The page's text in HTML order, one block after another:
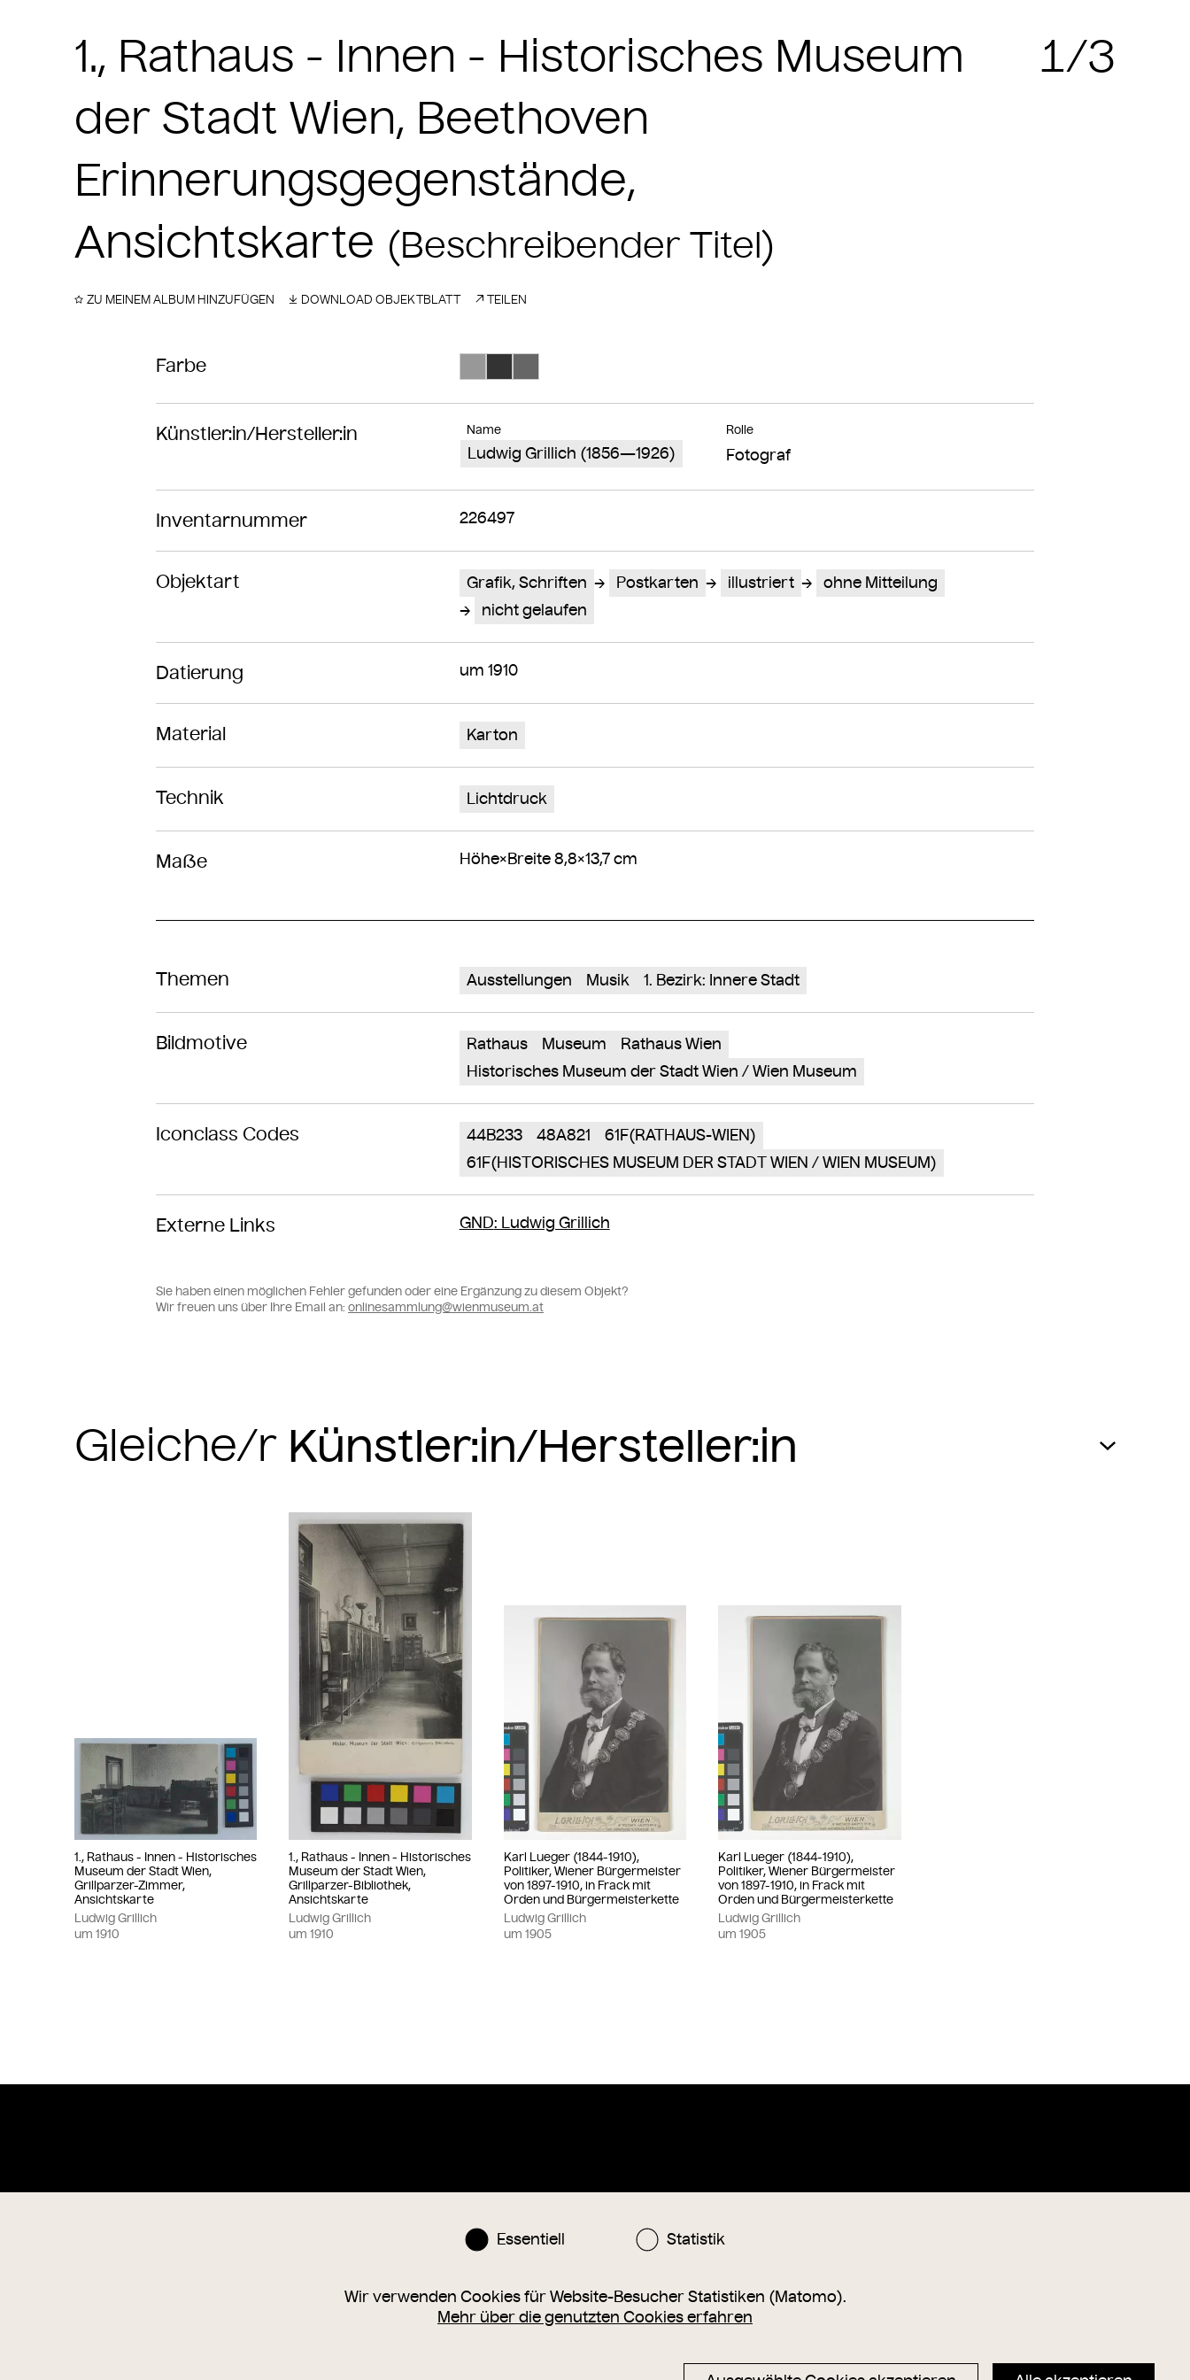
Essentiell Statistik
Wir verwenden Cookies für Website-Besucher Statistiken (Matomo).
Mehr über die genutzten Cookies erfahren
1., Rathaus - Innen - Historisches Museum
der Stadt Wien, Beethoven
Erinnerungsgegenstände,
Ansichtskarte (Beschreibender Titel)
1/3
ZU MEINEM ALBUM HINZUFÜGEN DOWNLOAD OBJEKTBLATT TEILEN
Farbe
Künstler:in/Hersteller:in Name Rolle
Ludwig Grillich (1856—1926) Fotograf
Inventarnummer 226497
Objektart Grafik, Schriften Postkarten illustriert
ohne Mitteilung
nicht gelaufen
Datierung um 1910
Material Karton
Technik Lichtdruck
Maße Höhe×Breite 8,8×13,7 cm
Themen Ausstellungen Musik 1. Bezirk: Innere Stadt
Bildmotive Rathaus Museum
Rathaus Wien
Historisches Museum der Stadt Wien / Wien Museum
Iconclass Codes 44B233 48A821
61F(RATHAUS-WIEN)
61F(HISTORISCHES MUSEUM DER STADT WIEN / WIEN MUSEUM)
Externe Links GND: Ludwig Grillich
Sie haben einen möglichen Fehler gefunden oder eine Ergänzung zu diesem Objekt?
Wir freuen uns über Ihre Email an: onlinesammlung@wienmuseum.at
Gleiche/r
1., Rathaus - Innen - Historisches
Museum der Stadt Wien,
Grillparzer-Zimmer,
Ansichtskarte
Ludwig Grillich
um 1910
1., Rathaus - Innen - Historisches
Museum der Stadt Wien,
Grillparzer-Bibliothek,
Ansichtskarte
Ludwig Grillich
um1910
Karl Lueger (1844-1910),
Politiker, Wiener Bürgermeister
von 1897-1910, in Frack mit
Orden und Bürgermeisterkette
Ludwig Grillich
um 1905
Karl Lueger (1844-1910),
Politiker, Wiener Bürgermeister
von 1897-1910, in Frack mit
Orden und Bürgermeisterkette
Ludwig Grillich
um1905
onlinesammlung@wienmuseum.at
+43 (0) 1 505 87 47
InstagramFacebook